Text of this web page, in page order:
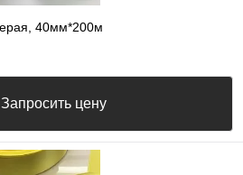
40мм*200м
Запросить цену